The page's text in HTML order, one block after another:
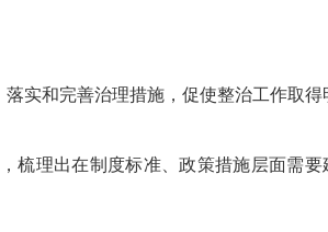
实和完善治理措施，促使整治工作取得
梳理出在制度标准、政策措施层面需